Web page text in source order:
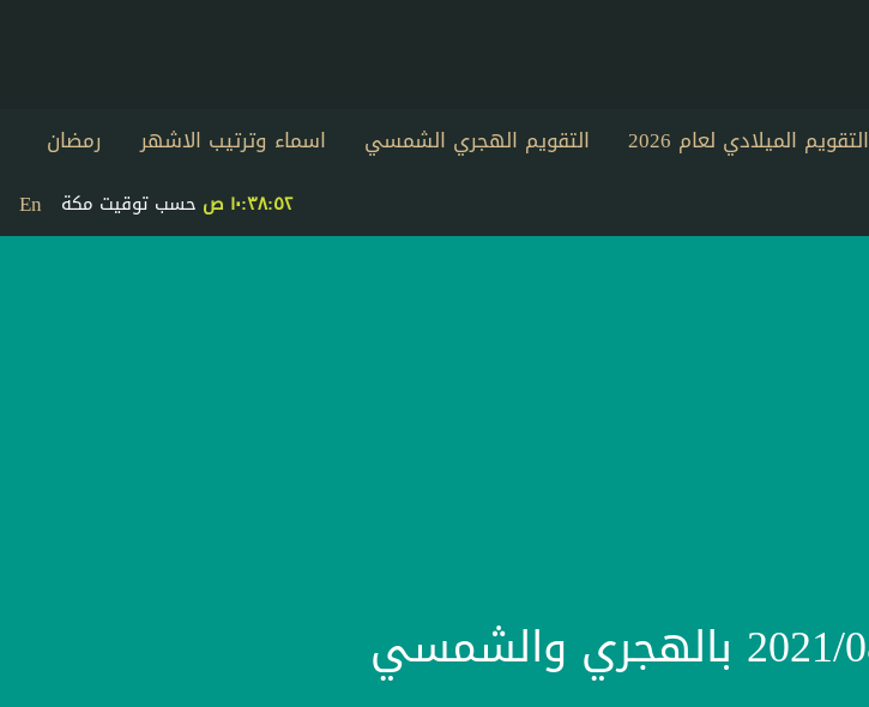
التقويم الميلادي لعام 2026 التقويم الهجري الشمسي اسماء وترتيب الاشهر
رمضان
En ١٠:٣٨:٥٢ ص حسب توقيت مكة